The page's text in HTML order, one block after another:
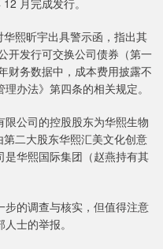
月完成发行。
熙昕宇出具警示函，指出其
开发行可交换公司债券（第一
财务数据中，成本费用披露不
办法》第四条的相关规定。
公司的控股股东为华熙生物
二大股东华熙汇美文化创意
华熙国际集团（赵燕持有其
的调查与核实，但值得注意
士的举报。